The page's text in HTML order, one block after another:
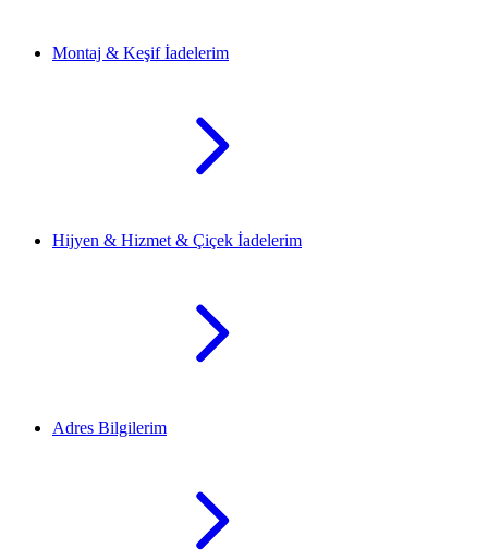
Montaj & Keşif İadelerim
Hijyen & Hizmet & Çiçek İadelerim
Adres Bilgilerim